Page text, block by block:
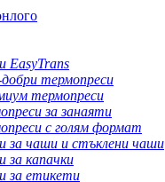
EasyTrans
термопреси
термопреси
за занаяти
с голям формат
за чаши и стъклени чаши
за капачки
за етикети